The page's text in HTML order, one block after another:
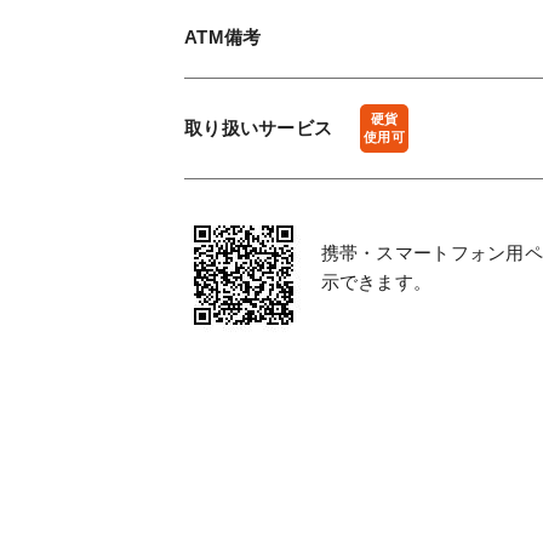
ATM備考
取り扱いサービス
硬貨
使用可
携帯・スマートフォン用
示できます。